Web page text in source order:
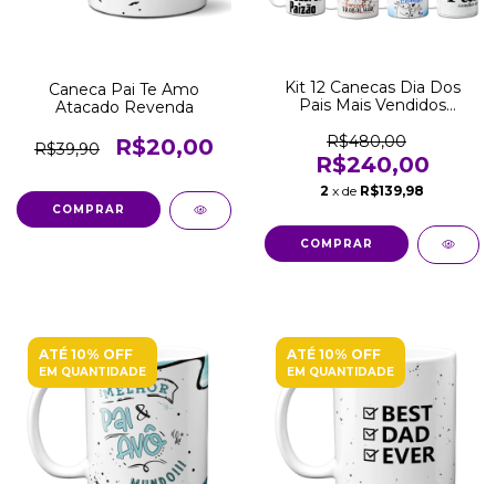
Caneca Pai Te Amo
Atacado Revenda
R$39,90 R$20,00
COMPRAR
Kit 12 Canecas Dia Dos
Pais Mais Vendidos
R$480,00
R$240,00
2 x de R$139,98
ATÉ 10% OFF
EM QUANTIDADE
ATÉ 10% OFF
EM QUANTIDADE